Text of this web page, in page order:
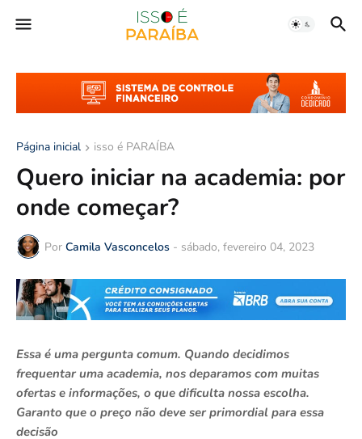
Página inicial isso é PARAÍBA
Quero iniciar na academia: por
onde começar?
Por Camila Vasconcelos - sábado, fevereiro 04, 2023
Essa é uma pergunta comum. Quando decidimos
frequentar uma academia, nos deparamos com muitas
ofertas e informações, o que dificulta nossa escolha.
Garanto que o preço não deve ser primordial para essa
decisão